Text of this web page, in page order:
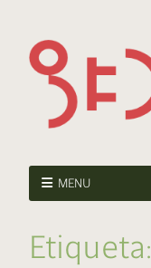
MENU
Etiqueta: